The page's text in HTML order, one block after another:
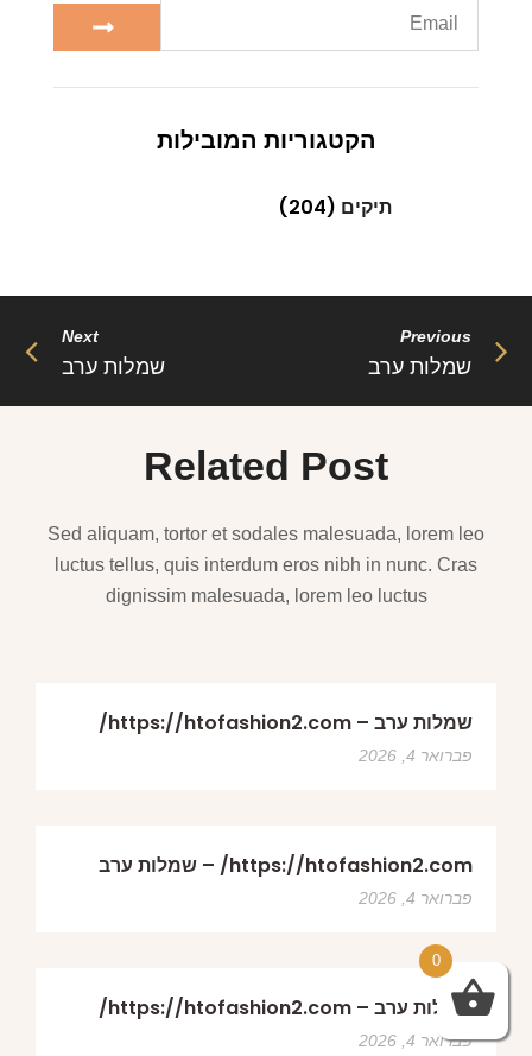
הקטגוריות המובילות
תיקים(204)
Previous
שמלות ערב
Next
שמלות ערב
Related Post
Sed aliquam, tortor et sodales malesuada, lorem leo
luctus tellus, quis interdum eros nibh in nunc. Cras
dignissim malesuada, lorem leo luctus
שמלות ערב – https://htofashion2.com/
פברואר 4, 2026
https://htofashion2.com/ – שמלות ערב
פברואר 4, 2026
שמלות ערב – https://htofashion2.com/
פברואר 4, 2026
0